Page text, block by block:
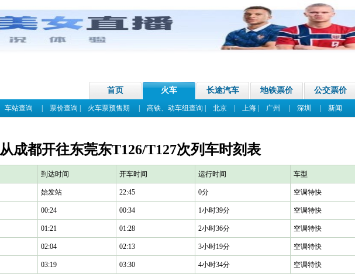
首页 火车 长途汽车 地铁票价 公交票价
车站查询 票价查询 火车票预售期 高铁、动车组查询 北京| 上海| 广州 深圳 新闻
从成都开往东莞东T126/T127次列车时刻表
到达时间 开车时间 运行时间 车型
始发站 22:45 0分 空调特快
00:24 00:34 1小时39分 空调特快
01:21 01:28 2小时36分 空调特快
02:04 02:13 3小时19分 空调特快
03:19 03:30 4小时34分 空调特快